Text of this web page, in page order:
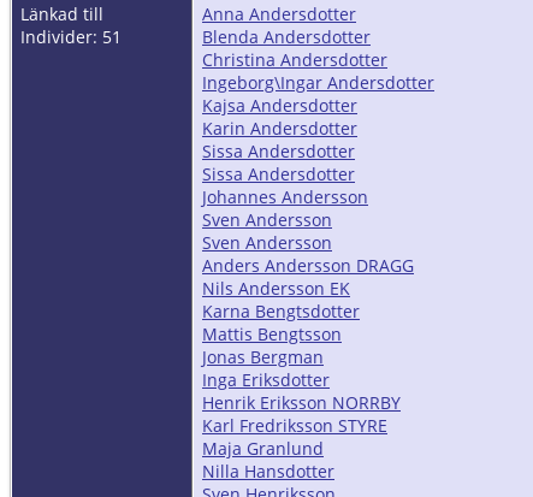
Länkad till
Individer: 51
Anna Andersdotter
Blenda Andersdotter
Christina Andersdotter
Ingeborg\Ingar Andersdotter
Kajsa Andersdotter
Karin Andersdotter
Sissa Andersdotter
Sissa Andersdotter
Johannes Andersson
Sven Andersson
Sven Andersson
Anders Andersson DRAGG
Nils Andersson EK
Karna Bengtsdotter
Mattis Bengtsson
Jonas Bergman
Inga Eriksdotter
Henrik Eriksson NORRBY
Karl Fredriksson STYRE
Maja Granlund
Nilla Hansdotter